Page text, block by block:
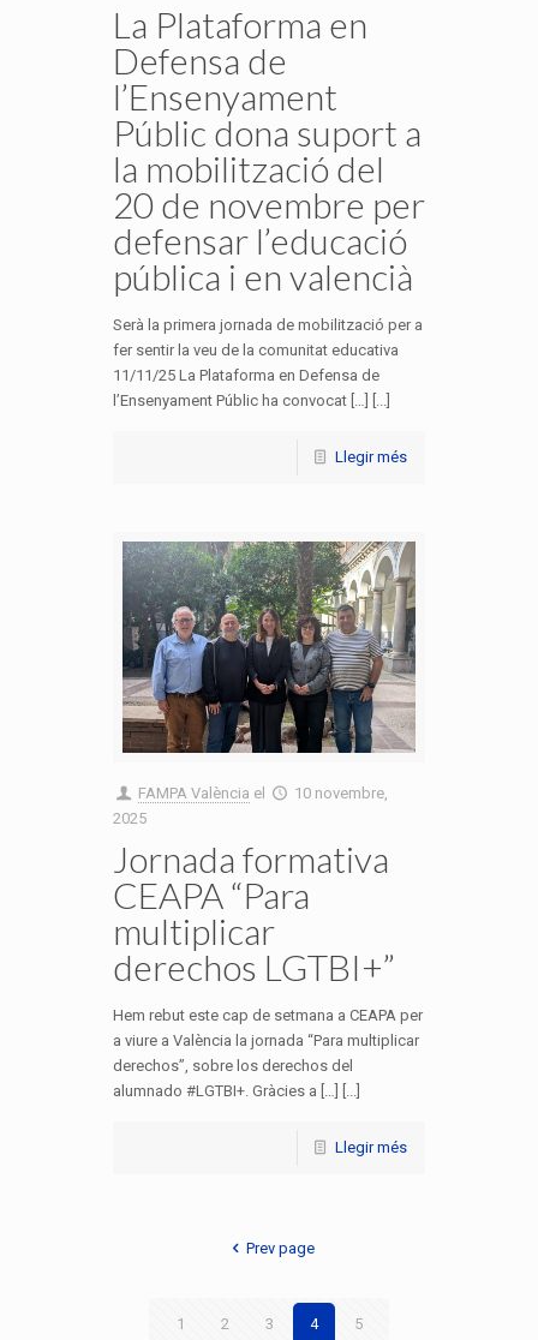
La Plataforma en
Defensa de
l’Ensenyament
Públic dona suport a
la mobilització del
20 de novembre per
defensar l’educació
pública i en valencià
Serà la primera jornada de mobilització per a
fer sentir la veu de la comunitat educativa
11/11/25 La Plataforma en Defensa de
l’Ensenyament Públic ha convocat […] [...]
Llegir més
FAMPA València el
10 novembre,
2025
Jornada formativa
CEAPA “Para
multiplicar
derechos LGTBI+”
Hem rebut este cap de setmana a CEAPA per
a viure a València la jornada “Para multiplicar
derechos”, sobre los derechos del
alumnado #LGTBI+. Gràcies a […] [...]
Llegir més
Prev page
1 2 3 4 5